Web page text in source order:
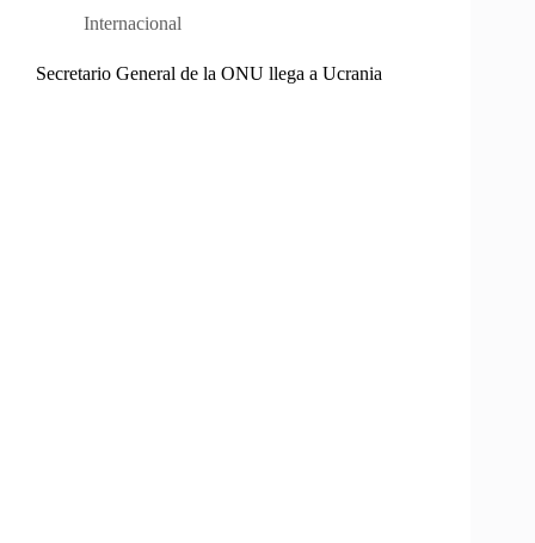
Internacional
Secretario General de la ONU llega a Ucrania